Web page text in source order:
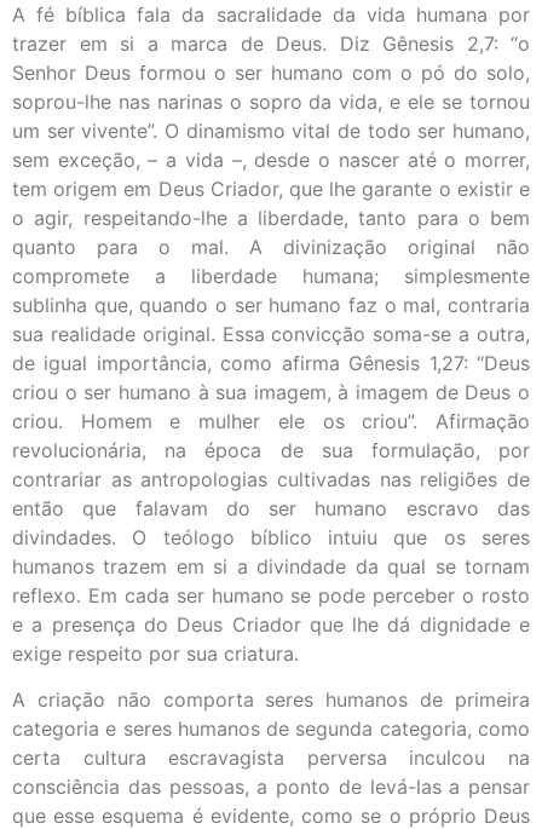
A fé bíblica fala da sacralidade da vida humana por
trazer em si a marca de Deus. Diz Gênesis 2,7: “o
Senhor Deus formou o ser humano com o pó do solo,
soprou-lhe nas narinas o sopro da vida, e ele se tornou
um ser vivente”. O dinamismo vital de todo ser humano,
sem exceção, – a vida –, desde o nascer até o morrer,
tem origem em Deus Criador, que lhe garante o existir e
o agir, respeitando-lhe a liberdade, tanto para o bem
quanto para o mal. A divinização original não
compromete a liberdade humana; simplesmente
sublinha que, quando o ser humano faz o mal, contraria
sua realidade original. Essa convicção soma-se a outra,
de igual importância, como afirma Gênesis 1,27: “Deus
criou o ser humano à sua imagem, à imagem de Deus o
criou. Homem e mulher ele os criou”. Afirmação
revolucionária, na época de sua formulação, por
contrariar as antropologias cultivadas nas religiões de
então que falavam do ser humano escravo das
divindades. O teólogo bíblico intuiu que os seres
humanos trazem em si a divindade da qual se tornam
reflexo. Em cada ser humano se pode perceber o rosto
e a presença do Deus Criador que lhe dá dignidade e
exige respeito por sua criatura.
A criação não comporta seres humanos de primeira
categoria e seres humanos de segunda categoria, como
certa cultura escravagista perversa inculcou na
consciência das pessoas, a ponto de levá-las a pensar
que esse esquema é evidente, como se o próprio Deus